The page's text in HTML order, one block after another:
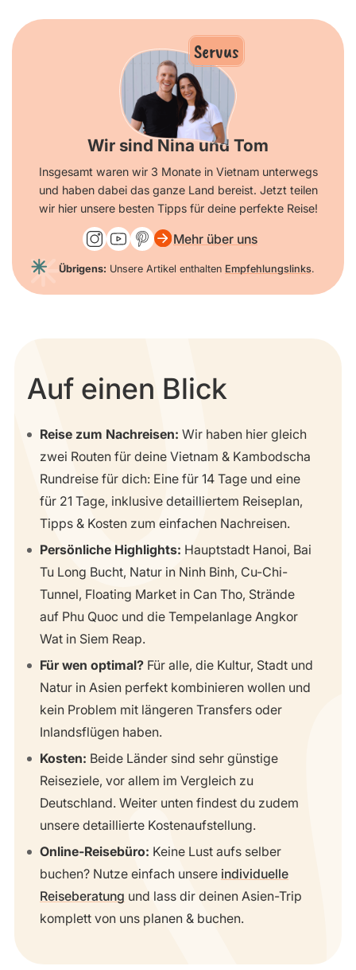
Servus
Wir sind Nina und Tom
Insgesamt waren wir 3 Monate in Vietnam unterwegs
und haben dabei das ganze Land bereist. Jetzt teilen
wir hier unsere besten Tipps für deine perfekte Reise!
Mehr über uns
Übrigens: Unsere Artikel enthalten Empfehlungslinks.
Auf einen Blick
Reise zum Nachreisen: Wir haben hier gleich
zwei Routen für deine Vietnam & Kambodscha
Rundreise für dich: Eine für 14 Tage und eine
für 21 Tage, inklusive detailliertem Reiseplan,
Tipps & Kosten zum einfachen Nachreisen.
Persönliche Highlights: Hauptstadt Hanoi, Bai
Tu Long Bucht, Natur in Ninh Binh, Cu-Chi-
Tunnel, Floating Market in Can Tho, Strände
auf Phu Quoc und die Tempelanlage Angkor
Wat in Siem Reap.
Für wen optimal? Für alle, die Kultur, Stadt und
Natur in Asien perfekt kombinieren wollen und
kein Problem mit längeren Transfers oder
Inlandsflügen haben.
Kosten: Beide Länder sind sehr günstige
Reiseziele, vor allem im Vergleich zu
Deutschland. Weiter unten findest du zudem
unsere detaillierte Kostenaufstellung.
Online-Reisebüro: Keine Lust aufs selber
buchen? Nutze einfach unsere individuelle
Reiseberatung und lass dir deinen Asien-Trip
komplett von uns planen & buchen.